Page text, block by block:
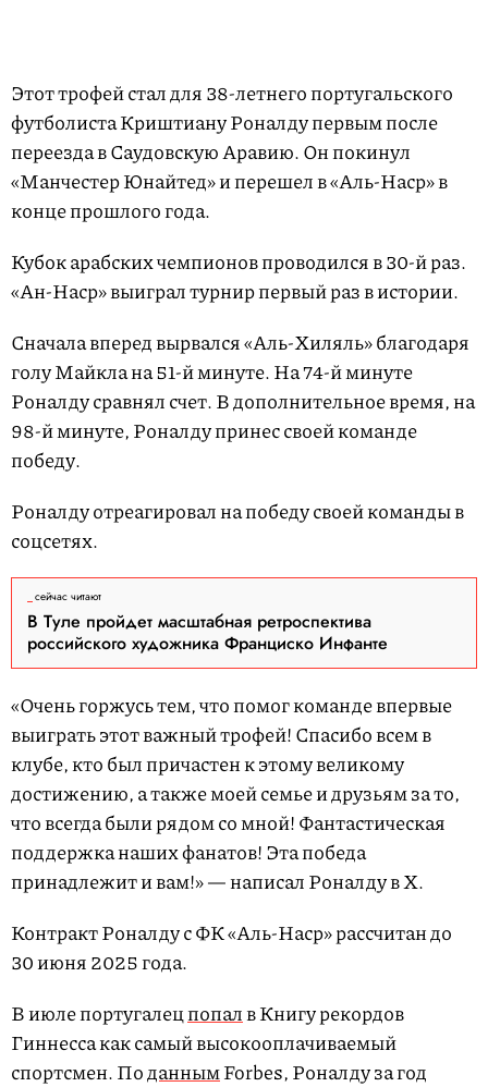
Этот трофей стал для 38-летнего португальского
футболиста Криштиану Роналду первым после
переезда в Саудовскую Аравию. Он покинул
«Манчестер Юнайтед» и перешел в «Аль-Наср» в
конце прошлого года.
Кубок арабских чемпионов проводился в 30-й раз.
«Ан-Наср» выиграл турнир первый раз в истории.
Сначала вперед вырвался «Аль-Хиляль» благодаря
голу Майкла на 51-й минуте. На 74-й минуте
Роналду сравнял счет. В дополнительное время, на
98-й минуте, Роналду принес своей команде
победу.
Роналду отреагировал на победу своей команды в
соцсетях.
сейчас читают
В Туле пройдет масштабная ретроспектива
российского художника Франциско Инфанте
«Очень горжусь тем, что помог команде впервые
выиграть этот важный трофей! Спасибо всем в
клубе, кто был причастен к этому великому
достижению, а также моей семье и друзьям за то,
что всегда были рядом со мной! Фантастическая
поддержка наших фанатов! Эта победа
принадлежит и вам!» — написал Роналду в X.
Контракт Роналду с ФК «Аль-Наср» рассчитан до
30 июня 2025 года.
В июле португалецпопалв Книгу рекордов
Гиннесса как самый высокооплачиваемый
спортсмен. ПоданнымForbes, Роналду за год